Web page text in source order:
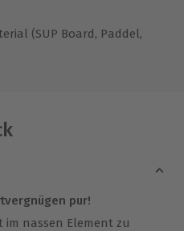
(SUP Board, Paddel,
pur!
im nassen Element zu